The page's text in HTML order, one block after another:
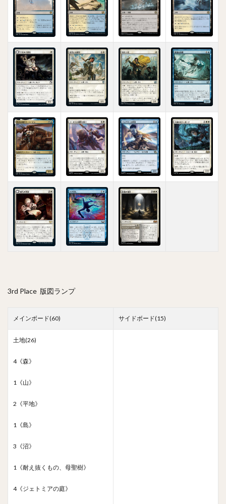
3rd Place 版図ランプ
メインボード(60) サイドボード(15)
土地(26)
4《森》
1《山》
2《平地》
1《島》
3《沼》
1《耐え抜くもの、母聖樹》
4《ジェトミアの庭》